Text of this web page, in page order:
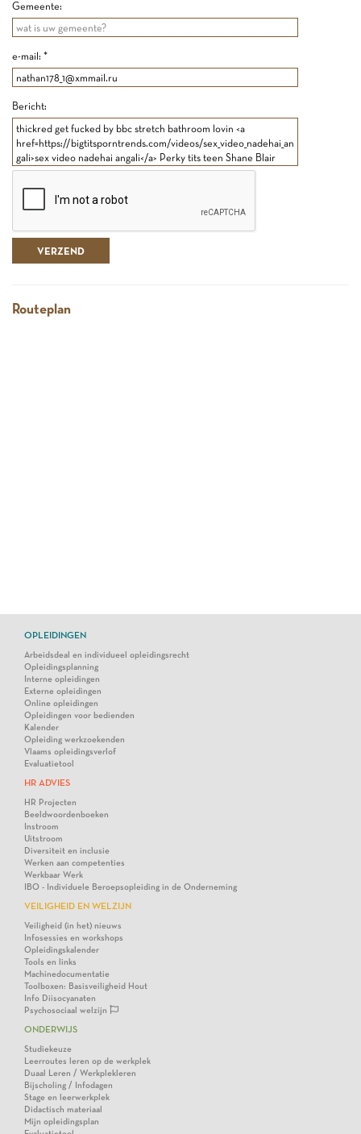
Gemeente:
e-mail: *
Bericht:
Routeplan
OPLEIDINGEN
Arbeidsdeal en individueel opleidingsrecht
Opleidingsplanning
Interne opleidingen
Externe opleidingen
Online opleidingen
Opleidingen voor bedienden
Kalender
Opleiding werkzoekenden
Vlaams opleidingsverlof
Evaluatietool
HR ADVIES
HR Projecten
Beeldwoordenboeken
Instroom
Uitstroom
Diversiteit en inclusie
Werken aan competenties
Werkbaar Werk
IBO - Individuele Beroepsopleiding in de Onderneming
VEILIGHEID EN WELZIJN
Veiligheid (in het) nieuws
Infosessies en workshops
Opleidingskalender
Tools en links
Machinedocumentatie
Toolboxen: Basisveiligheid Hout
Info Diisocyanaten
Psychosociaal welzijn
ONDERWIJS
Studiekeuze
Leerroutes leren op de werkplek
Duaal Leren / Werkplekleren
Bijscholing / Infodagen
Stage en leerwerkplek
Didactisch materiaal
Mijn opleidingsplan